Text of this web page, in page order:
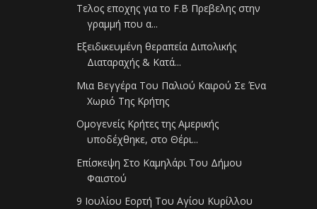
Τελος εποχης για το F.B Πρεβελης στην
γραμμή που α...
Εξειδικευμένη θεραπεία Διπολικής
Διαταραχής & Κατά...
Μια Βεγγέρα Του Παλιού Καιρού Σε Ένα
Χωριό Της Κρήτης
Ομογενείς Κρήτες της Αμερικής
υποδέχθηκε, στο Θέρι...
Επίσκεψη Στο Καμηλάρι Του Δήμου
Φαιστού
9 Ιουλίου Εορτή Του Αγίου Κυρίλλου